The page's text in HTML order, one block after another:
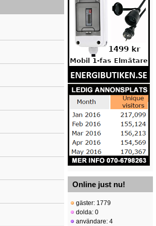
Online just nu!
gäster: 1779
dolda: 0
användare: 4